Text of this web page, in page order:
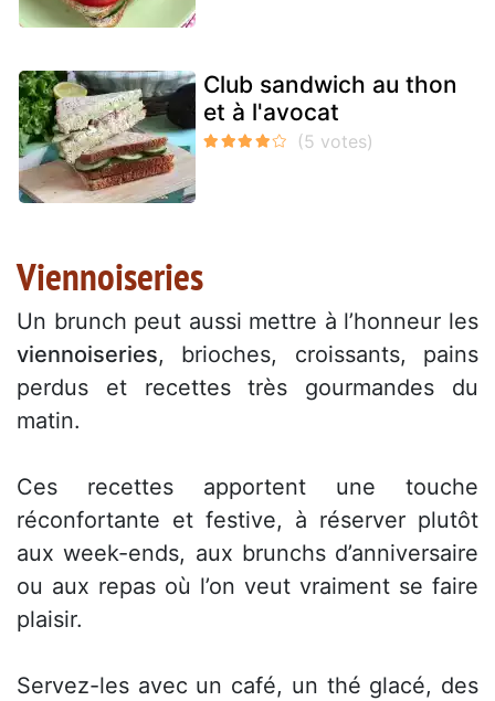
Club sandwich au thon
et à l'avocat
Viennoiseries
Un brunch peut aussi mettre à l’honneur les
viennoiseries, brioches, croissants, pains
perdus et recettes très gourmandes du
matin.
Ces recettes apportent une touche
réconfortante et festive, à réserver plutôt
aux week-ends, aux brunchs d’anniversaire
ou aux repas où l’on veut vraiment se faire
plaisir.
Servez-les avec un café, un thé glacé, des